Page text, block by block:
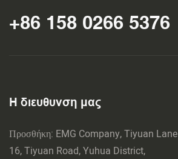
+86 158 0266 5376
Η διευθυνση μας
Προσθήκη: EMG Company, Tiyuan Lane
16, Tiyuan Road, Yuhua District,